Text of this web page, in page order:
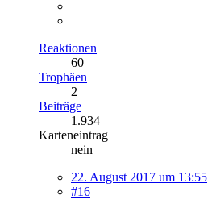
Reaktionen
60
Trophäen
2
Beiträge
1.934
Karteneintrag
nein
22. August 2017 um 13:55
#16